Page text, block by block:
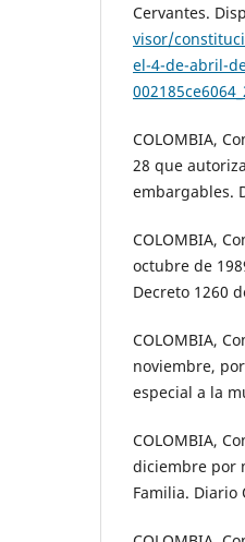
Cervantes.
visor/
el-4-de-abril-
COLOMBIA,
28 que
embargables.
COLOMBIA,
octubre de
Decreto 1260
COLOMBIA,
noviembre,
especial a la
COLOMBIA,
diciembre por
Familia. Diario